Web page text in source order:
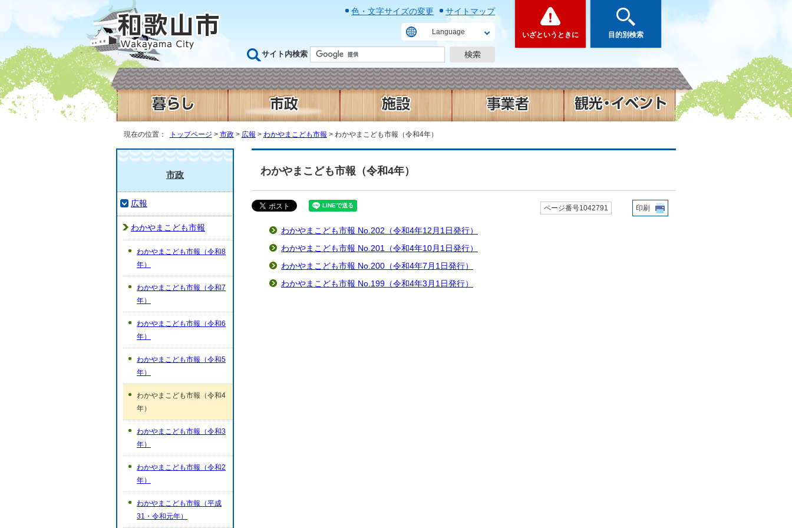
色・文字サイズの変更 サイトマップ
Language
サイト内検索
いざというときに 目的別検索
現在の位置： トップページ > 市政> 広報 > わかやまこども市報 > わかやまこども市報（令和4年）
わかやまこども市報（令和4年）
ページ番号1042791 印刷
わかやまこども市報 No.202（令和4年12月1日発行）
わかやまこども市報 No.201（令和4年10月1日発行）
わかやまこども市報 No.200（令和4年7月1日発行）
わかやまこども市報 No.199（令和4年3月1日発行）
市政
広報
わかやまこども市報
わかやまこども市報（令和8
年）
わかやまこども市報（令和7
年）
わかやまこども市報（令和6
年）
わかやまこども市報（令和5
年）
わかやまこども市報（令和4
年）
わかやまこども市報（令和3
年）
わかやまこども市報（令和2
年）
わかやまこども市報（平成
31・令和元年）